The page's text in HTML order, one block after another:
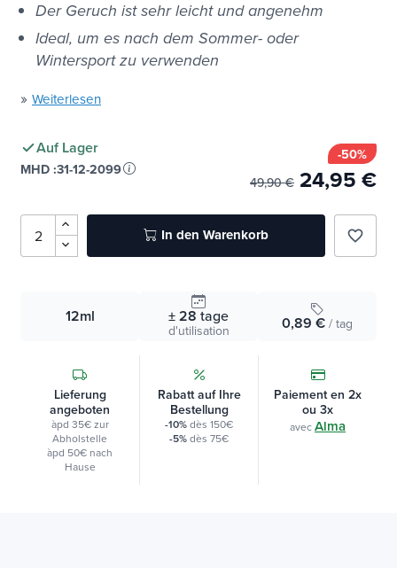
Der Geruch ist sehr leicht und angenehm
Ideal, um es nach dem Sommer- oder
Wintersport zu verwenden
» Weiterlesen
Auf Lager
MHD :31-12-2099
-50%
49,90 € 24,95 €
In den Warenkorb favorite_border
12ml ± 28 tage
d'utilisation 0,89 € / tag
Lieferung
angeboten
àpd 35€ zur
Abholstelle
àpd 50€ nach
Hause
Rabatt auf Ihre
Bestellung
-10%dès 150€
-5%dès 75€
Paiement en 2x
ou 3x
avec Alma